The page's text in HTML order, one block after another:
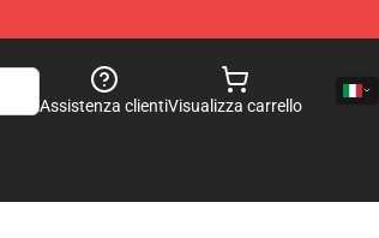
Assistenza clientiVisualizza carrello